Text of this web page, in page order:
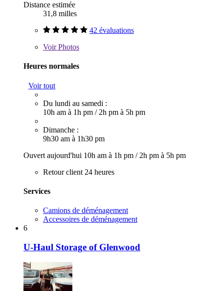
Distance estimée
31,8 milles
42 évaluations
VoirPhotos
Heures normales
Voir tout
Du lundi au samedi :
10h am à 1h pm / 2h pm à 5h pm
Dimanche :
9h30 am à 1h30 pm
Ouvert aujourd'hui 10h am à 1h pm / 2h pm à 5h pm
Retour client 24 heures
Services
Camions de déménagement
Accessoires de déménagement
6
U-Haul Storage of Glenwood